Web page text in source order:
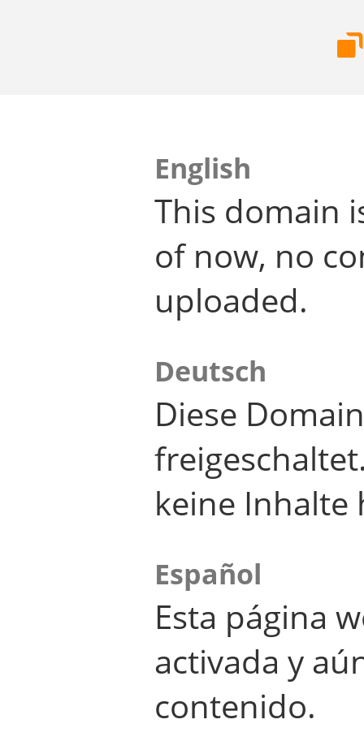
English
This domain
of now, no
uploaded.
Deutsch
Diese
keine Inhalte
Español
Esta página
activada y
contenido.